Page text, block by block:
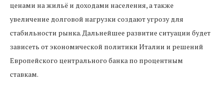
ценами на жильё и доходами населения, а также
увеличение долговой нагрузки создают угрозу для
стабильности рынка. Дальнейшее развитие ситуации будет
зависеть от экономической политики Италии и решений
Европейского центрального банка по процентным
ставкам.